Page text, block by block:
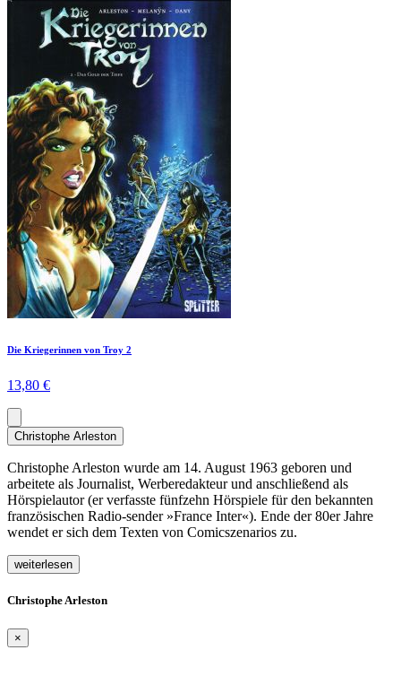
Die Kriegerinnen von Troy 2
13,80 €
Christophe Arleston
Christophe Arleston wurde am 14. August 1963 geboren und
arbeitete als Journalist, Werberedakteur und anschließend als
Hörspielautor (er verfasste fünfzehn Hörspiele für den bekannten
französischen Radio-sender »France Inter«). Ende der 80er Jahre
wendet er sich dem Texten von Comicszenarios zu.
weiterlesen
Christophe Arleston
×